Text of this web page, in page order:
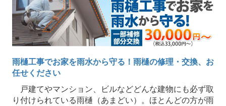
雨樋工事でお家を雨水から守る！雨樋の修理・交換、お
任せください
戸建てやマンション、ビルなどどんな建物にも必ず取
り付けられている雨樋（あまどい）。ほとんどの方が雨